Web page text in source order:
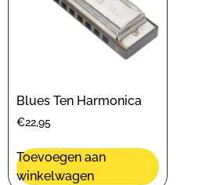
Blues Ten Harmonica
€22,95
Toevoegen aan
winkelwagen